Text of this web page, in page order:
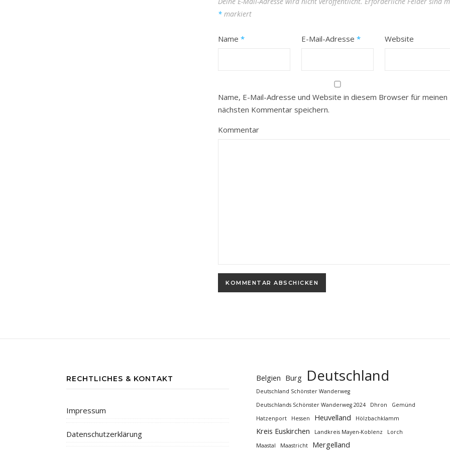
* markiert
Name * E-Mail-Adresse * Website
Name, E-Mail-Adresse und Website in diesem Browser für meinen
nächsten Kommentar speichern.
Kommentar
RECHTLICHES & KONTAKT
Impressum
Datenschutzerklärung
Belgien Burg Deutschland
Deutschland Schönster Wanderweg
Deutschlands Schönster Wanderweg 2024
Dhron
Gemünd
Hatzenport
Hessen Heuvelland Hölzbachklamm
Kreis Euskirchen Landkreis Mayen-Koblenz
Lorch
Maastal
Maastricht Mergelland